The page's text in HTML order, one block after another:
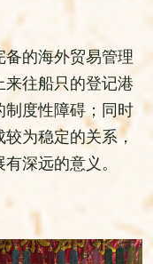
的海外贸易管理
往船只的登记港
制度性障碍；同时
为稳定的关系，
深远的意义。